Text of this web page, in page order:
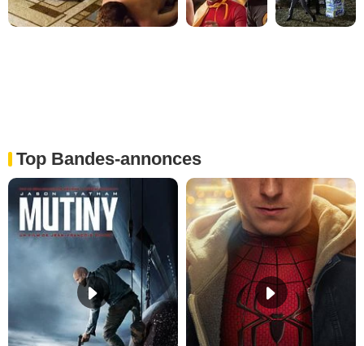
Top Bandes-annonces